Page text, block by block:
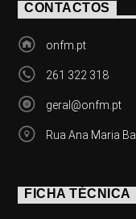
CONTACTOS
onfm.pt
261 322 318
geral@onfm.pt
Rua Ana Maria
FICHA TÉCNICA